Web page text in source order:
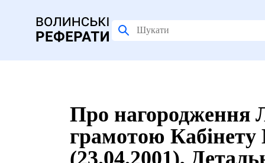
Про нагородження
грамотою Кабінету
(23.04.2001),